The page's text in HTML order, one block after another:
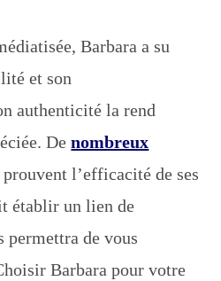
Barbara a su
et son
authenticité la rend
Denombreux
prouvent l’efficacité de ses
établir un lien de
permettra de vous
Barbara pour votre